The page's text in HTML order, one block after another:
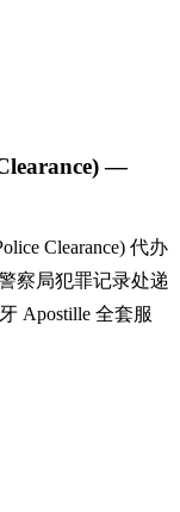
—
Clearance) 代办
察局犯罪记录处递
Apostille 全套服